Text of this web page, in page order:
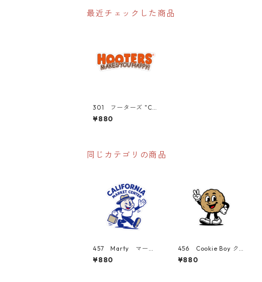
最近チェックした商品
301 フーターズ "Cal
ifornia Market Cent
er" アメリカンステ
¥880
同じカテゴリの商品
457 Marty マーテ
ィー "California
Market Center" ア
¥880
456 Cookie Boy ク
ッキーボーイ "Calif
ornia Market Cente
¥880